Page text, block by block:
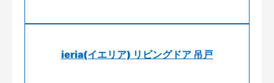
ieria(イエリア) リビングドア 吊戸